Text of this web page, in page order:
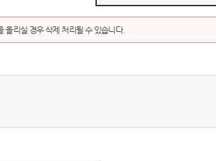
올리실 경우 삭제 처리될 수 있습니다.